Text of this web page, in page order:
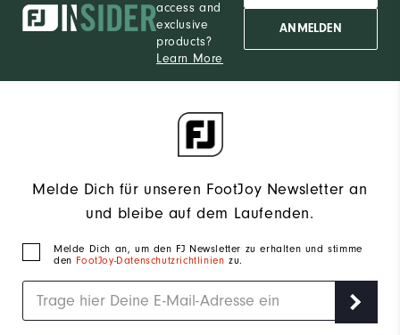
access and
exclusive
products?
Learn More
ANMELDEN
Melde Dich für unseren FootJoy Newsletter an
und bleibe auf dem Laufenden.
Melde Dich an, um den FJ Newsletter zu erhalten und stimme
den FootJoy-Datenschutzrichtlinienzu.